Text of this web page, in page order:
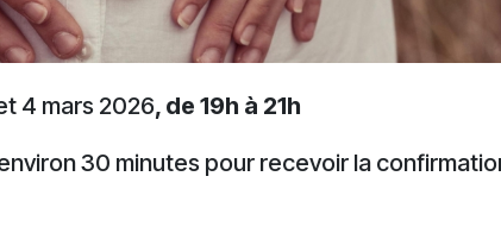
4 mars 2026, de 19h à 21h
30 minutes pour recevoir la